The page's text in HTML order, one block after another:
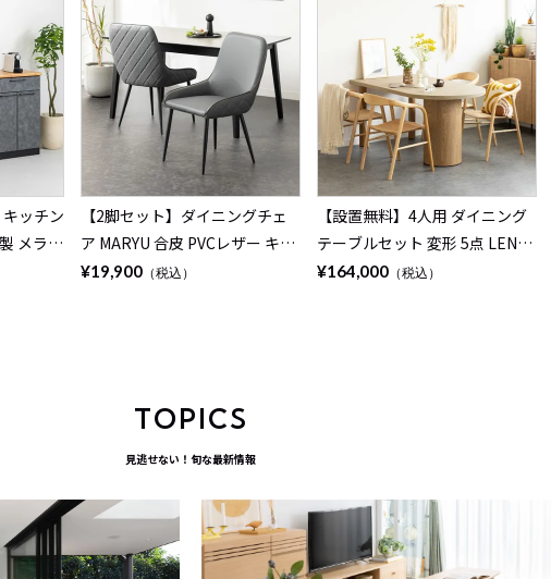
ウン グレー
ーブル×1 食卓椅子×4)
ッチン
メラミ
納 棚
【2脚セット】ダイニングチェ
ア MARYU 合皮 PVCレザー キル
ティング スチール脚 黒脚 シン
¥19,900 （税込）
【設置無料】4人用 ダイニング
テーブルセット 変形 5点 LENAS
モルタル風 コンクリート調 半円
¥164,000 （税込）
TOPICS
見逃せない！旬な最新情報